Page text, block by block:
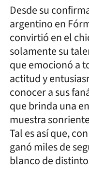
Desde su
argentino en
convirtió en el
solamente su
que emocionó a
actitud y
conocer a sus
que brinda una
muestra
Tal es así que,
ganó miles de
blanco de